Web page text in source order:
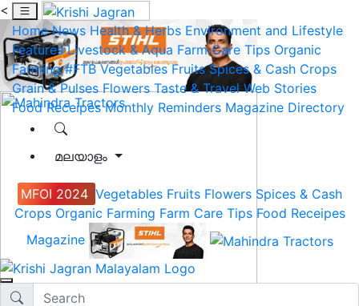
<
Home News Health & Herbs Environment and Lifestyle
Features Livestock & Aqua Farm Care Tips Organic
Farming #FTB Vegetables Fruits Spices & Cash Crops
Grain & Pulses Flowers Taste & Travel Web Stories
Food Receipes Monthly Reminders Magazine Directory
മലയാളം
MFOI 2024 Vegetables Fruits Flowers Spices & Cash
Crops Organic Farming Farm Care Tips Food Receipes
Magazine